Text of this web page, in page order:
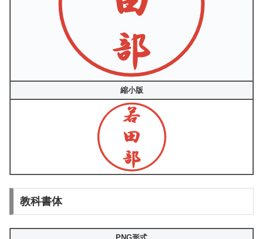
縮小版
教科書体